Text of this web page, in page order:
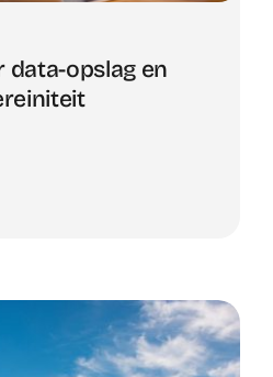
data-opslag en